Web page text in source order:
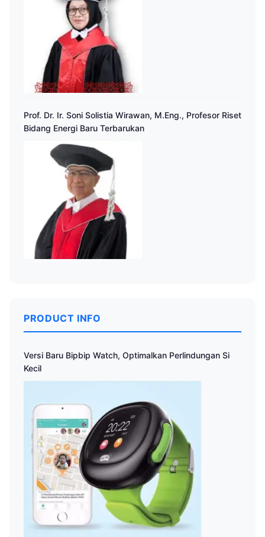
Prof. Dr. Ir. Soni Solistia Wirawan, M.Eng., Profesor Riset
Bidang Energi Baru Terbarukan
PRODUCT INFO
Versi Baru Bipbip Watch, Optimalkan Perlindungan Si
Kecil